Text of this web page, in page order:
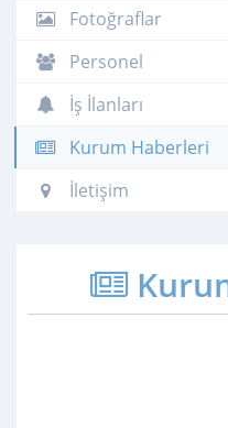
Fotoğraflar
Personel
İş İlanları
Kurum Haberleri
İletişim